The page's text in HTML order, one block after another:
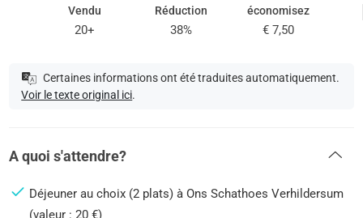
Vendu
20+
Réduction
38%
économisez
€ 7,50
Certaines informations ont été traduites automatiquement.
Voir le texte original ici.
A quoi s'attendre?
Déjeuner au choix (2 plats) à Ons Schathoes Verhildersum
(valeur : 20 €)